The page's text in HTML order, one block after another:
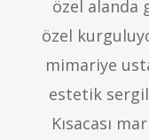
özel alanda
özel
mimariye
estetik
Kısacası